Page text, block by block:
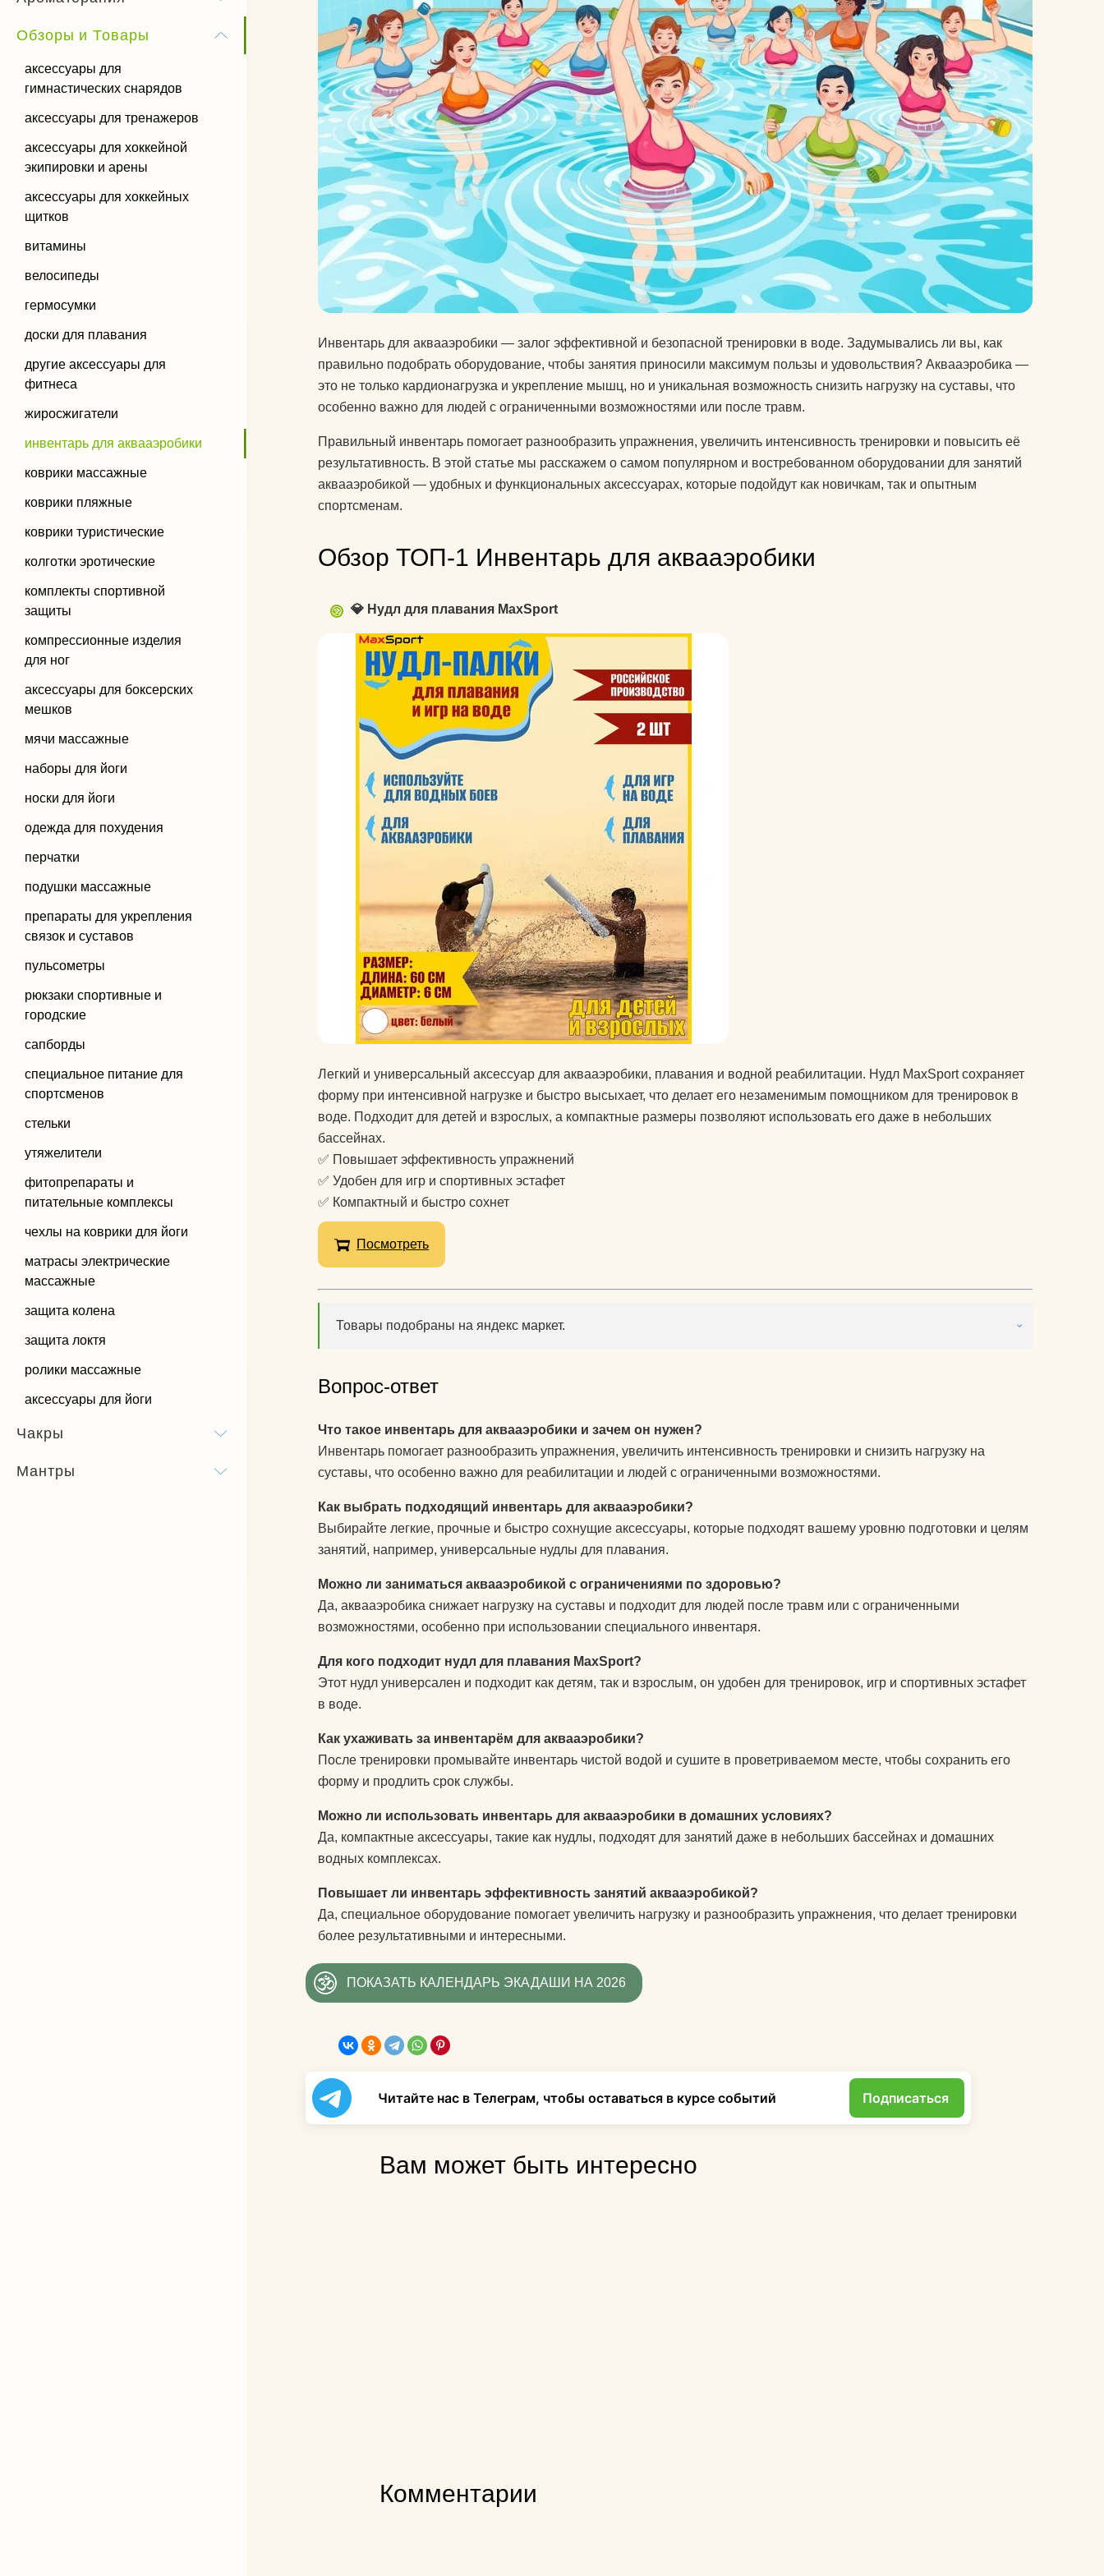
Бандхи
Календарь для Москвы
Календарь для
Новосибирска
Календарь для
Краснодара
Календарь для Великого
Новгорода
Календарь для Нижнего
Новгорода
Экадаши как правильно
Календарь для
йогой
Об экадашах
Почему после йоги
хочется спать?
Круговое выполнение
асан.
Материал ремней для
йоги
Можно ли заниматься
йогой при простуде?
Как йога влияет на
Какую литературу
Как йога поможет дожить
Добрый день! Какими
поднять правую почку?
Спасибо)
Как использовать блок
Как парни видят йогу?
Как почистить коврик для
йоги?
Что едят йоги?
велосипеды
гермосумки
доски для плавания
другие аксессуары для
фитнеса
жиросжигатели
инвентарь для
коврики массажные
коврики пляжные
колготки эротические
компрессионные
изделия для ног
фитопрепараты и
питательные комплексы
защита локтя
ролики массажные
Инвентарь для аквааэробики — залог эффективной и безопасной тренировки в воде. Задумывались ли вы, как
правильно подобрать оборудование, чтобы занятия приносили максимум пользы и удовольствия? Аквааэробика —
это не только кардионагрузка и укрепление мышц, но и уникальная возможность снизить нагрузку на суставы, что
особенно важно для людей с ограниченными возможностями или после травм.
Правильный инвентарь помогает разнообразить упражнения, увеличить интенсивность тренировки и повысить её
результативность. В этой статье мы расскажем о самом популярном и востребованном оборудовании для занятий
аквааэробикой — удобных и функциональных аксессуарах, которые подойдут как новичкам, так и опытным
спортсменам.
Обзор ТОП-1 Инвентарь для аквааэробики
💎 Нудл для плавания MaxSport
Легкий и универсальный аксессуар для аквааэробики, плавания и водной реабилитации. Нудл MaxSport сохраняет
форму при интенсивной нагрузке и быстро высыхает, что делает его незаменимым помощником для тренировок в
воде. Подходит для детей и взрослых, а компактные размеры позволяют использовать его даже в небольших
бассейнах.
✅ Повышает эффективность упражнений
✅ Удобен для игр и спортивных эстафет
✅ Компактный и быстро сохнет
Посмотреть
Товары подобраны на яндекс маркет.
Вопрос-ответ
Что такое инвентарь для аквааэробики и зачем он нужен?
Инвентарь помогает разнообразить упражнения, увеличить интенсивность тренировки и снизить нагрузку на
суставы, что особенно важно для реабилитации и людей с ограниченными возможностями.
Как выбрать подходящий инвентарь для аквааэробики?
Выбирайте легкие, прочные и быстро сохнущие аксессуары, которые подходят вашему уровню подготовки и целям
занятий, например, универсальные нудлы для плавания.
Можно ли заниматься аквааэробикой с ограничениями по здоровью?
Да, аквааэробика снижает нагрузку на суставы и подходит для людей после травм или с ограниченными
возможностями, особенно при использовании специального инвентаря.
Для кого подходит нудл для плавания MaxSport?
Этот нудл универсален и подходит как детям, так и взрослым, он удобен для тренировок, игр и спортивных эстафет
в воде.
Как ухаживать за инвентарём для аквааэробики?
После тренировки промывайте инвентарь чистой водой и сушите в проветриваемом месте, чтобы сохранить его
форму и продлить срок службы.
Можно ли использовать инвентарь для аквааэробики в домашних условиях?
Да, компактные аксессуары, такие как нудлы, подходят для занятий даже в небольших бассейнах и домашних
водных комплексах.
Повышает ли инвентарь эффективность занятий аквааэробикой?
Да, специальное оборудование помогает увеличить нагрузку и разнообразить упражнения, что делает тренировки
более результативными и интересными.
ПОКАЗАТЬ КАЛЕНДАРЬ ЭКАДАШИ НА 2026
Читайте нас в Телеграм, чтобы оставаться в курсе событий Подписаться
Вам может быть интересно
Комментарии
Обзоры и Товары
аксессуары для
гимнастических снарядов
аксессуары для тренажеров
аксессуары для хоккейной
экипировки и арены
аксессуары для хоккейных
щитков
витамины
велосипеды
гермосумки
доски для плавания
другие аксессуары для
фитнеса
жиросжигатели
инвентарь для аквааэробики
коврики массажные
коврики пляжные
коврики туристические
колготки эротические
комплекты спортивной
защиты
компрессионные изделия
для ног
аксессуары для боксерских
мешков
мячи массажные
наборы для йоги
носки для йоги
одежда для похудения
перчатки
подушки массажные
препараты для укрепления
связок и суставов
пульсометры
рюкзаки спортивные и
городские
сапборды
специальное питание для
спортсменов
стельки
утяжелители
фитопрепараты и
питательные комплексы
чехлы на коврики для йоги
матрасы электрические
массажные
защита колена
защита локтя
ролики массажные
аксессуары для йоги
Чакры
Мантры